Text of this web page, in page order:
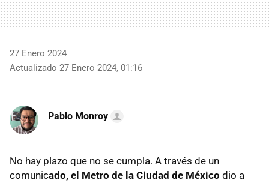
27 Enero 2024
Actualizado 27 Enero 2024, 01:16
Pablo Monroy
No hay plazo que no se cumpla. A través de un
comunicado, el Metro de la Ciudad de México dio a